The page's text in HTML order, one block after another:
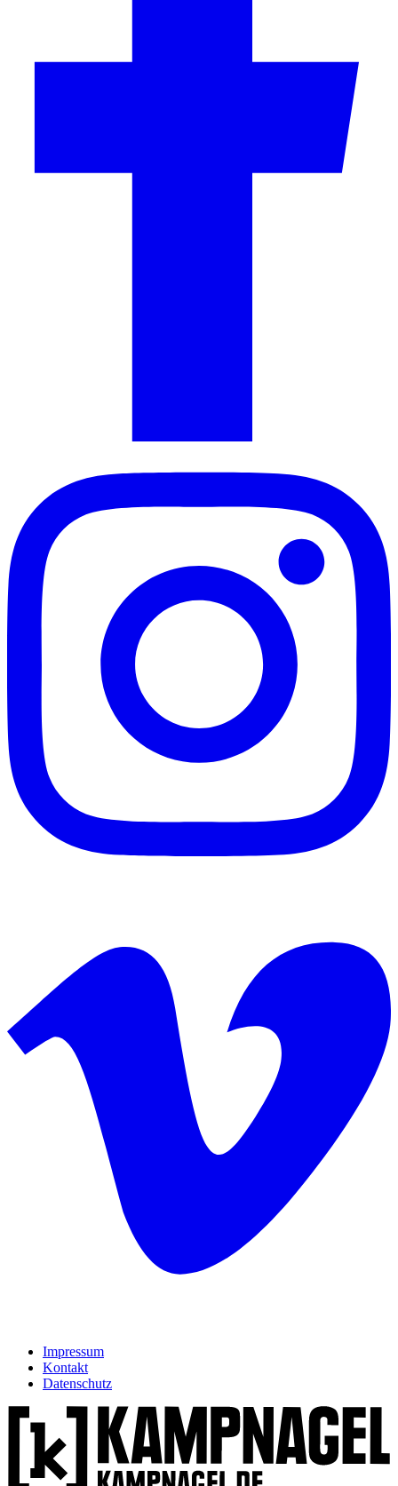
Impressum
Kontakt
Datenschutz